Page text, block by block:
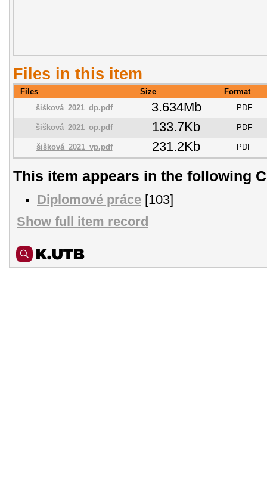
Files in this item
Files Size
Format
šišková_2021_dp.pdf
3.634Mb PDF
šišková_2021_op.pdf 133.7Kb PDF
šišková_2021_vp.pdf 231.2Kb PDF
This item appears in the following
Diplomové práce [103]
Show full item record